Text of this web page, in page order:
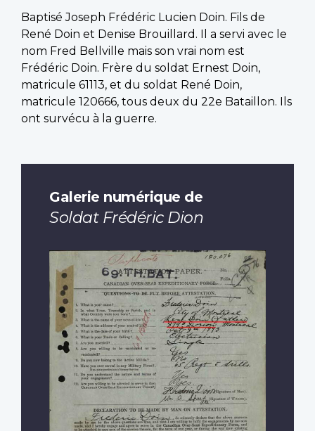
Baptisé Joseph Frédéric Lucien Doin. Fils de
René Doin et Denise Brouillard. Il a servi avec le
nom Fred Bellville mais son vrai nom est
Frédéric Doin. Frère du soldat Ernest Doin,
matricule 61113, et du soldat René Doin,
matricule 120666, tous deux du 22e Bataillon. Ils
ont survécu à la guerre.
Galerie numérique de
Soldat Frédéric Dion